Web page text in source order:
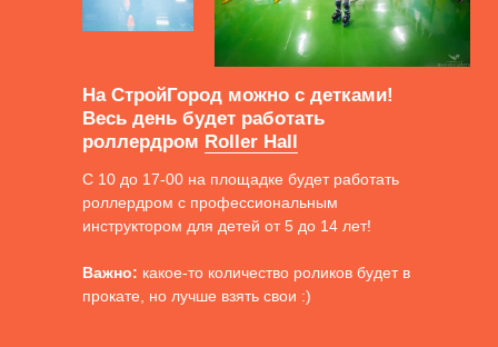
С 10 до 17-00 на площадке будет работать
роллердром с профессиональным
инструктором для детей от 5 до 14 лет!
Важно: какое-то количество роликов будет в
прокате, но лучше взять свои :)
На СтройГород можно с детками!
Весь день будет работать
роллердром Roller Hall